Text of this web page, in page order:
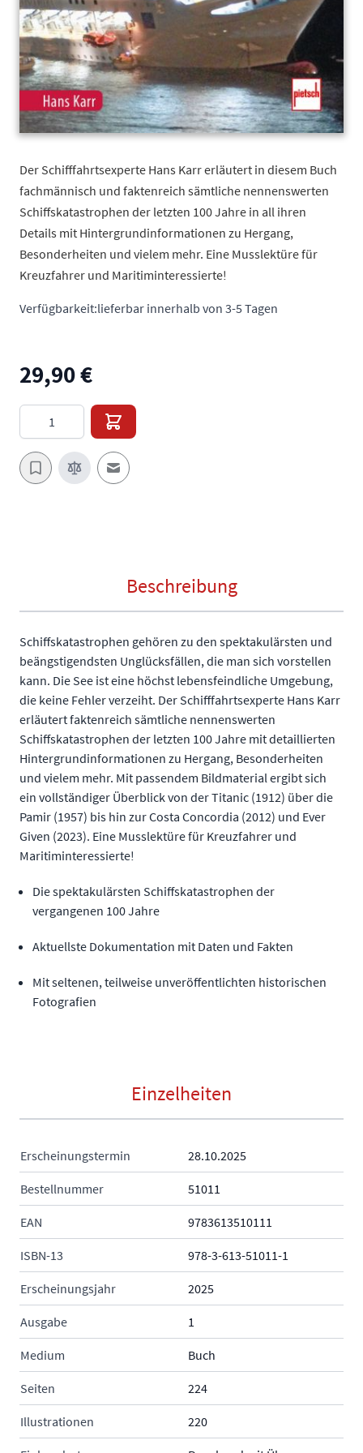
Der Schifffahrtsexperte Hans Karr erläutert in diesem Buch
fachmännisch und faktenreich sämtliche nennenswerten
Schiffskatastrophen der letzten 100 Jahre in all ihren
Details mit Hintergrundinformationen zu Hergang,
Besonderheiten und vielem mehr. Eine Musslektüre für
Kreuzfahrer und Maritiminteressierte!
Verfügbarkeit:lieferbar innerhalb von 3-5 Tagen
29,90 €
E-Mail an einen Freund
Beschreibung
Schiffskatastrophen gehören zu den spektakulärsten und
beängstigendsten Unglücksfällen, die man sich vorstellen
kann. Die See ist eine höchst lebensfeindliche Umgebung,
die keine Fehler verzeiht. Der Schifffahrtsexperte Hans Karr
erläutert faktenreich sämtliche nennenswerten
Schiffskatastrophen der letzten 100 Jahre mit detaillierten
Hintergrundinformationen zu Hergang, Besonderheiten
und vielem mehr. Mit passendem Bildmaterial ergibt sich
ein vollständiger Überblick von der Titanic (1912) über die
Pamir (1957) bis hin zur Costa Concordia (2012) und Ever
Given (2023). Eine Musslektüre für Kreuzfahrer und
Maritiminteressierte!
Die spektakulärsten Schiffskatastrophen der
vergangenen 100 Jahre
Aktuellste Dokumentation mit Daten und Fakten
Mit seltenen, teilweise unveröffentlichten historischen
Fotografien
Einzelheiten
Erscheinungstermin 28.10.2025
Bestellnummer 51011
EAN 9783613510111
ISBN-13 978-3-613-51011-1
Erscheinungsjahr 2025
Ausgabe 1
Medium Buch
Seiten 224
Illustrationen 220